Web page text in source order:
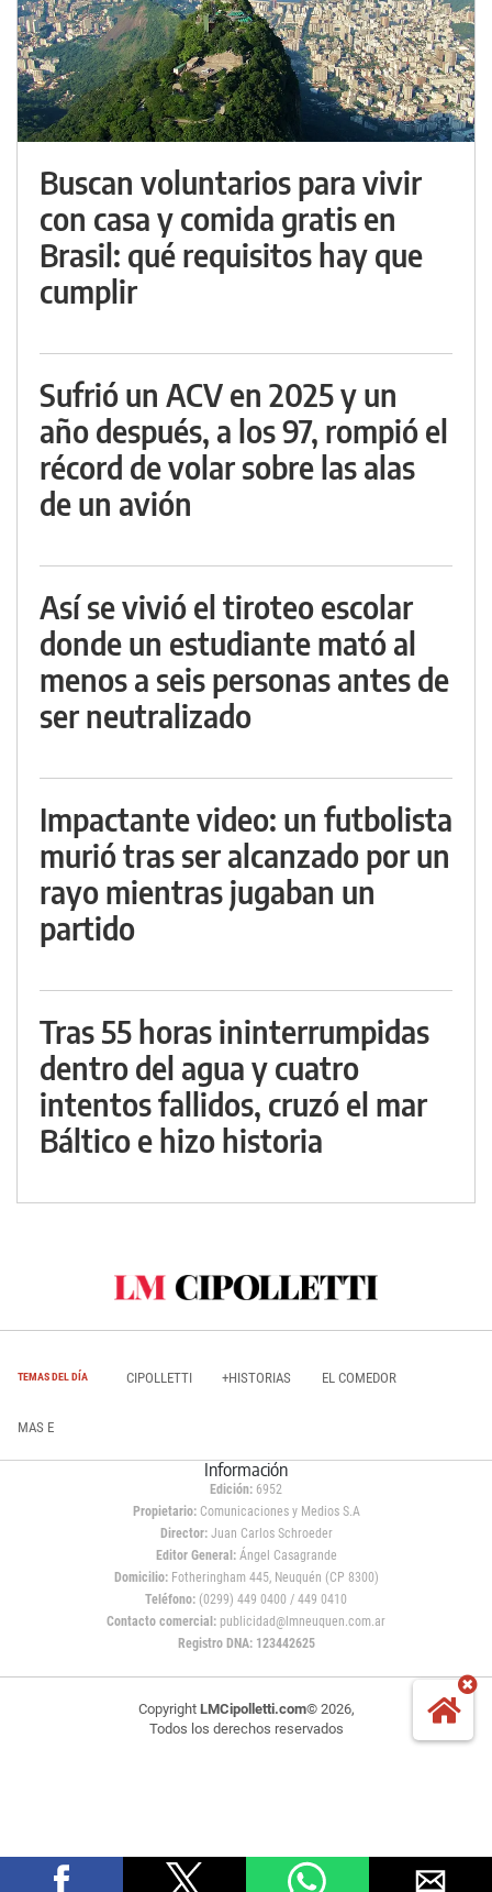
Buscan voluntarios para vivir
con casa y comida gratis en
Brasil: qué requisitos hay que
cumplir
Sufrió un ACV en 2025 y un
año después, a los 97, rompió el
récord de volar sobre las alas
de un avión
Así se vivió el tiroteo escolar
donde un estudiante mató al
menos a seis personas antes de
ser neutralizado
Impactante video: un futbolista
murió tras ser alcanzado por un
rayo mientras jugaban un
partido
Tras 55 horas ininterrumpidas
dentro del agua y cuatro
intentos fallidos, cruzó el mar
Báltico e hizo historia
TEMAS DEL DÍA CIPOLLETTI +HISTORIAS EL COMEDOR
MAS E
Información
Edición: 6952
Propietario:Comunicaciones y Medios S.A
Director: Juan Carlos Schroeder
Editor General:Ángel Casagrande
Domicilio:Fotheringham 445, Neuquén (CP 8300)
Teléfono: (0299) 449 0400 / 449 0410
Contacto comercial: publicidad@lmneuquen.com.ar
Registro DNA: 123442625
Copyright LMCipolletti.com© 2026,
Todos los derechos reservados